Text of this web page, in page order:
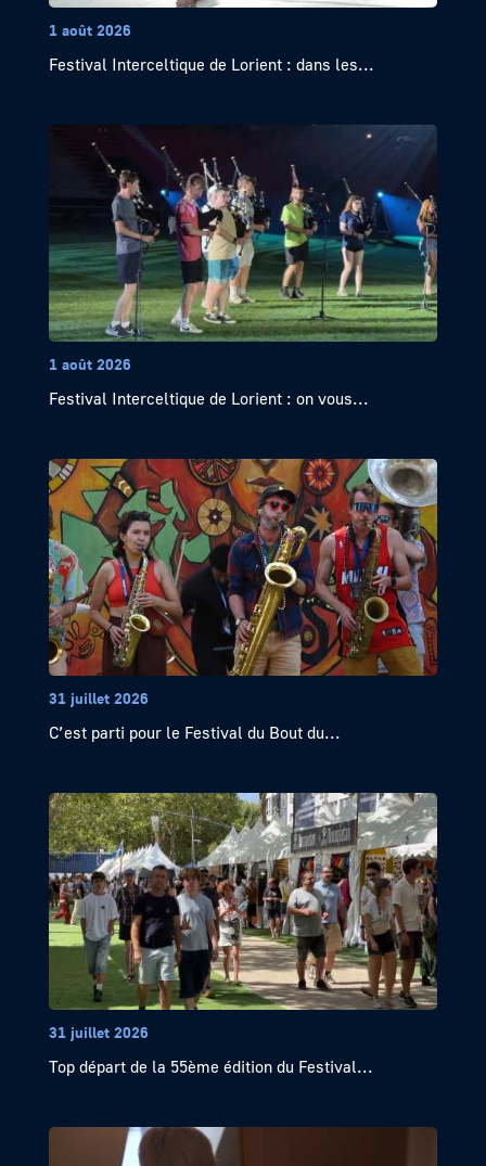
1 août 2026
Festival Interceltique de Lorient : dans les...
1 août 2026
Festival Interceltique de Lorient : on vous...
31 juillet 2026
C’est parti pour le Festival du Bout du...
31 juillet 2026
Top départ de la 55ème édition du Festival...